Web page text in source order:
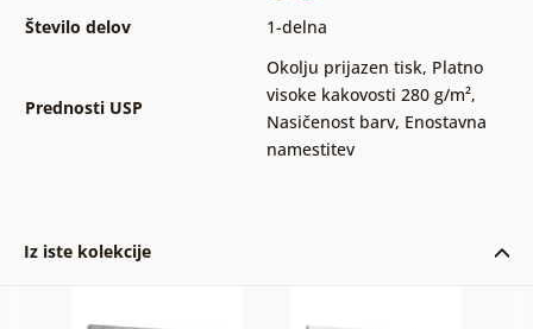
Število delov
1-delna
Prednosti USP
Okolju prijazen tisk, Platno
visoke kakovosti 280 g/m²,
Nasičenost barv, Enostavna
namestitev
Iz iste kolekcije